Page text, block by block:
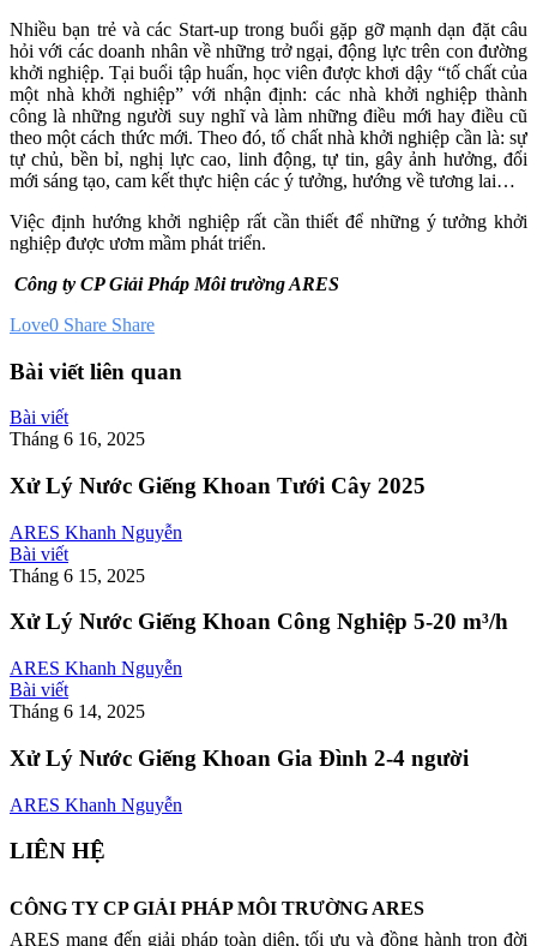
Nhiều bạn trẻ và các Start-up trong buổi gặp gỡ mạnh dạn đặt câu
hỏi với các doanh nhân về những trở ngại, động lực trên con đường
khởi nghiệp. Tại buổi tập huấn, học viên được khơi dậy “tố chất của
một nhà khởi nghiệp” với nhận định: các nhà khởi nghiệp thành
công là những người suy nghĩ và làm những điều mới hay điều cũ
theo một cách thức mới. Theo đó, tố chất nhà khởi nghiệp cần là: sự
tự chủ, bền bỉ, nghị lực cao, linh động, tự tin, gây ảnh hưởng, đổi
mới sáng tạo, cam kết thực hiện các ý tưởng, hướng về tương lai…
Việc định hướng khởi nghiệp rất cần thiết để những ý tưởng khởi
nghiệp được ươm mầm phát triển.
Công ty CP Giải Pháp Môi trường ARES
Love0 Share Share
Bài viết liên quan
Bài viết
Tháng 6 16, 2025
Xử Lý Nước Giếng Khoan Tưới Cây 2025
ARES Khanh Nguyễn
Bài viết
Tháng 6 15, 2025
Xử Lý Nước Giếng Khoan Công Nghiệp 5-20 m³/h
ARES Khanh Nguyễn
Bài viết
Tháng 6 14, 2025
Xử Lý Nước Giếng Khoan Gia Đình 2-4 người
ARES Khanh Nguyễn
LIÊN HỆ
CÔNG TY CP GIẢI PHÁP MÔI TRƯỜNG ARES
ARES mang đến giải pháp toàn diện, tối ưu và đồng hành trọn đời